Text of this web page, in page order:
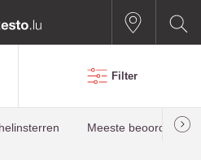
Filter
Meeste